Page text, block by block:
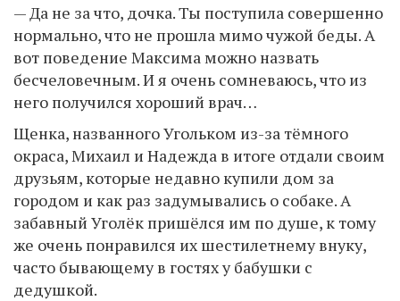
— Да не за что, дочка. Ты поступила совершенно
нормально, что не прошла мимо чужой беды. А
вот поведение Максима можно назвать
бесчеловечным. И я очень сомневаюсь, что из
него получился хороший врач…
Щенка, названного Угольком из-за тёмного
окраса, Михаил и Надежда в итоге отдали своим
друзьям, которые недавно купили дом за
городом и как раз задумывались о собаке. А
забавный Уголёк пришёлся им по душе, к тому
же очень понравился их шестилетнему внуку,
часто бывающему в гостях у бабушки с
дедушкой.